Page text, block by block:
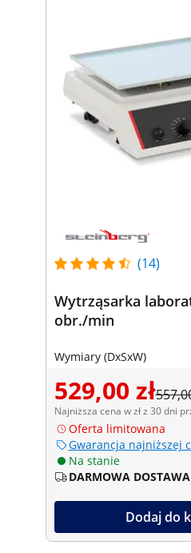
(14)
Wytrząsarka
obr./min
Wymiary (DxSxW)
529,00 zł
Najniższa cena w zł z 30 dni
Oferta limitowana
Gwarancja najniższej
Na stanie
DARMOWA DOSTAWA
Dodaj do